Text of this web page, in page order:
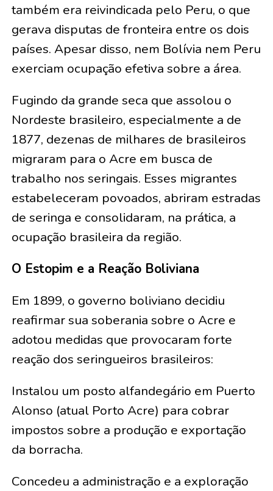
também era reivindicada pelo Peru, o que
gerava disputas de fronteira entre os dois
países. Apesar disso, nem Bolívia nem Peru
exerciam ocupação efetiva sobre a área.
Fugindo da grande seca que assolou o
Nordeste brasileiro, especialmente a de
1877, dezenas de milhares de brasileiros
migraram para o Acre em busca de
trabalho nos seringais. Esses migrantes
estabeleceram povoados, abriram estradas
de seringa e consolidaram, na prática, a
ocupação brasileira da região.
O Estopim e a Reação Boliviana
Em 1899, o governo boliviano decidiu
reafirmar sua soberania sobre o Acre e
adotou medidas que provocaram forte
reação dos seringueiros brasileiros:
Instalou um posto alfandegário em Puerto
Alonso (atual Porto Acre) para cobrar
impostos sobre a produção e exportação
da borracha.
Concedeu a administração e a exploração